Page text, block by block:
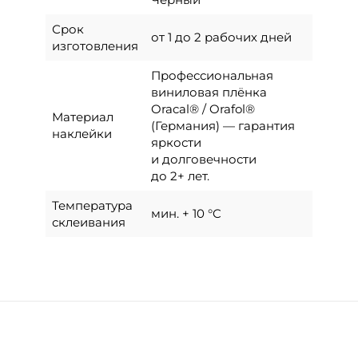
Срок
изготовления
от 1 до 2 рабочих дней
Материал
наклейки
Профессиональная
виниловая плёнка
Oracal® / Orafol®
(Германия) — гарантия
яркости
и долговечности
до 2+ лет.
Температура
склеивания
мин. + 10 °C